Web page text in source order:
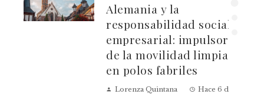
Alemania y la
responsabilidad social
empresarial: impulsores
de la movilidad limpia
en polos fabriles
Lorenza Quintana Hace 6 días